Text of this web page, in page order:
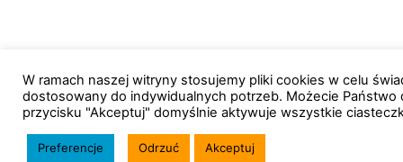
W ramach naszej witryny stosujemy pliki cookies w celu
dostosowany do indywidualnych potrzeb. Możecie
przycisku "Akceptuj" domyślnie aktywuje wszystkie
Preferencje Odrzuć Akceptuj